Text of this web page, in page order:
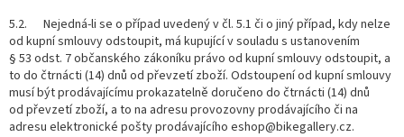
5.2. Nejedná-li se o případ uvedený v čl. 5.1 či o jiný případ, kdy nelze
od kupní smlouvy odstoupit, má kupující v souladu s ustanovením
§ 53 odst. 7 občanského zákoníku právo od kupní smlouvy odstoupit, a
to do čtrnácti (14) dnů od převzetí zboží. Odstoupení od kupní smlouvy
musí být prodávajícímu prokazatelně doručeno do čtrnácti (14) dnů
od převzetí zboží, a to na adresu provozovny prodávajícího či na
adresu elektronické pošty prodávajícího eshop@bikegallery.cz.